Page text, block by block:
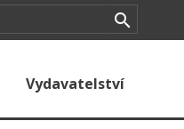
Vydavatelství